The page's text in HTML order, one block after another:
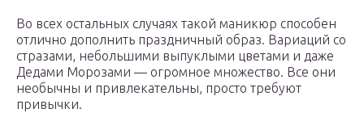
Во всех остальных случаях такой маникюр способен
отлично дополнить праздничный образ. Вариаций со
стразами, небольшими выпуклыми цветами и даже
Дедами Морозами — огромное множество. Все они
необычны и привлекательны, просто требуют
привычки.